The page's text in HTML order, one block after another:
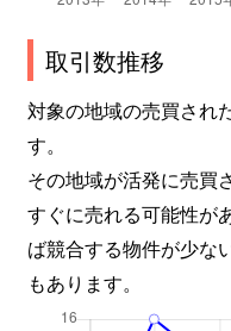
取引数推移
対象の地域の売買され
す。
その地域が活発に売買
すぐに売れる可能性が
ば競合する物件が少な
もあります。